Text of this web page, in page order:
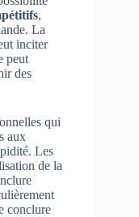
,
La
inciter
peut
des
qui
aux
Les
de la
conclure